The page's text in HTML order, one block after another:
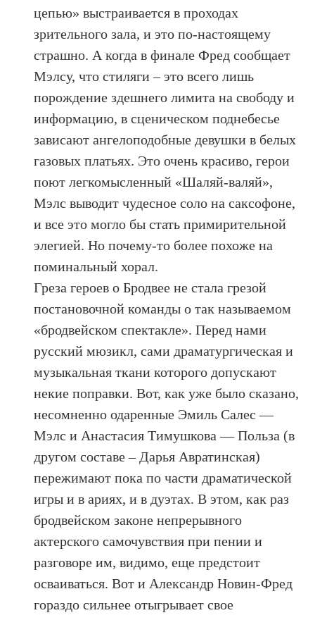
цепью» выстраивается в проходах
зрительного зала, и это по-настоящему
страшно. А когда в финале Фред сообщает
Мэлсу, что стиляги – это всего лишь
порождение здешнего лимита на свободу и
информацию, в сценическом поднебесье
зависают ангелоподобные девушки в белых
газовых платьях. Это очень красиво, герои
поют легкомысленный «Шаляй-валяй»,
Мэлс выводит чудесное соло на саксофоне,
и все это могло бы стать примирительной
элегией. Но почему-то более похоже на
поминальный хорал.
Греза героев о Бродвее не стала грезой
постановочной команды о так называемом
«бродвейском спектакле». Перед нами
русский мюзикл, сами драматургическая и
музыкальная ткани которого допускают
некие поправки. Вот, как уже было сказано,
несомненно одаренные Эмиль Салес —
Мэлс и Анастасия Тимушкова — Польза (в
другом составе – Дарья Авратинская)
пережимают пока по части драматической
игры и в ариях, и в дуэтах. В этом, как раз
бродвейском законе непрерывного
актерского самочувствия при пении и
разговоре им, видимо, еще предстоит
осваиваться. Вот и Александр Новин-Фред
гораздо сильнее отыгрывает свое